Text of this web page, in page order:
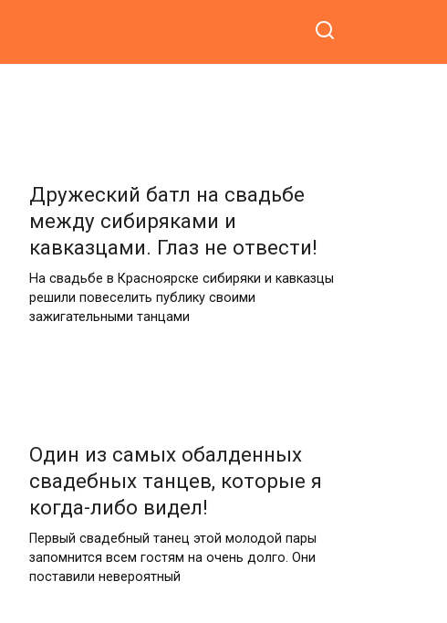
Дружеский батл на свадьбе
между сибиряками и
кавказцами. Глаз не отвести!
На свадьбе в Красноярске сибиряки и кавказцы
решили повеселить публику своими
зажигательными танцами
Один из самых обалденных
свадебных танцев, которые я
когда-либо видел!
Первый свадебный танец этой молодой пары
запомнится всем гостям на очень долго. Они
поставили невероятный